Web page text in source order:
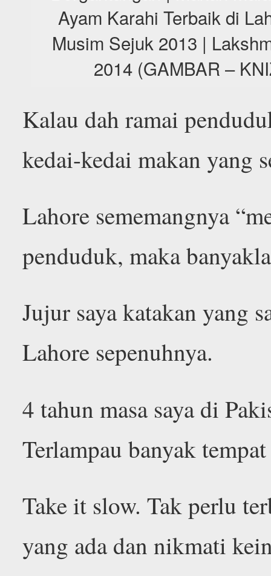
Ayam Karahi Terbaik di
Musim Sejuk 2013 |
2014 (GAMBAR –
Kalau dah ramai
kedai-kedai makan yang
Lahore sememangnya
penduduk, maka
Jujur saya katakan yang
Lahore sepenuhnya.
4 tahun masa saya di
Terlampau banyak
Take it slow. Tak perlu
yang ada dan nikmati